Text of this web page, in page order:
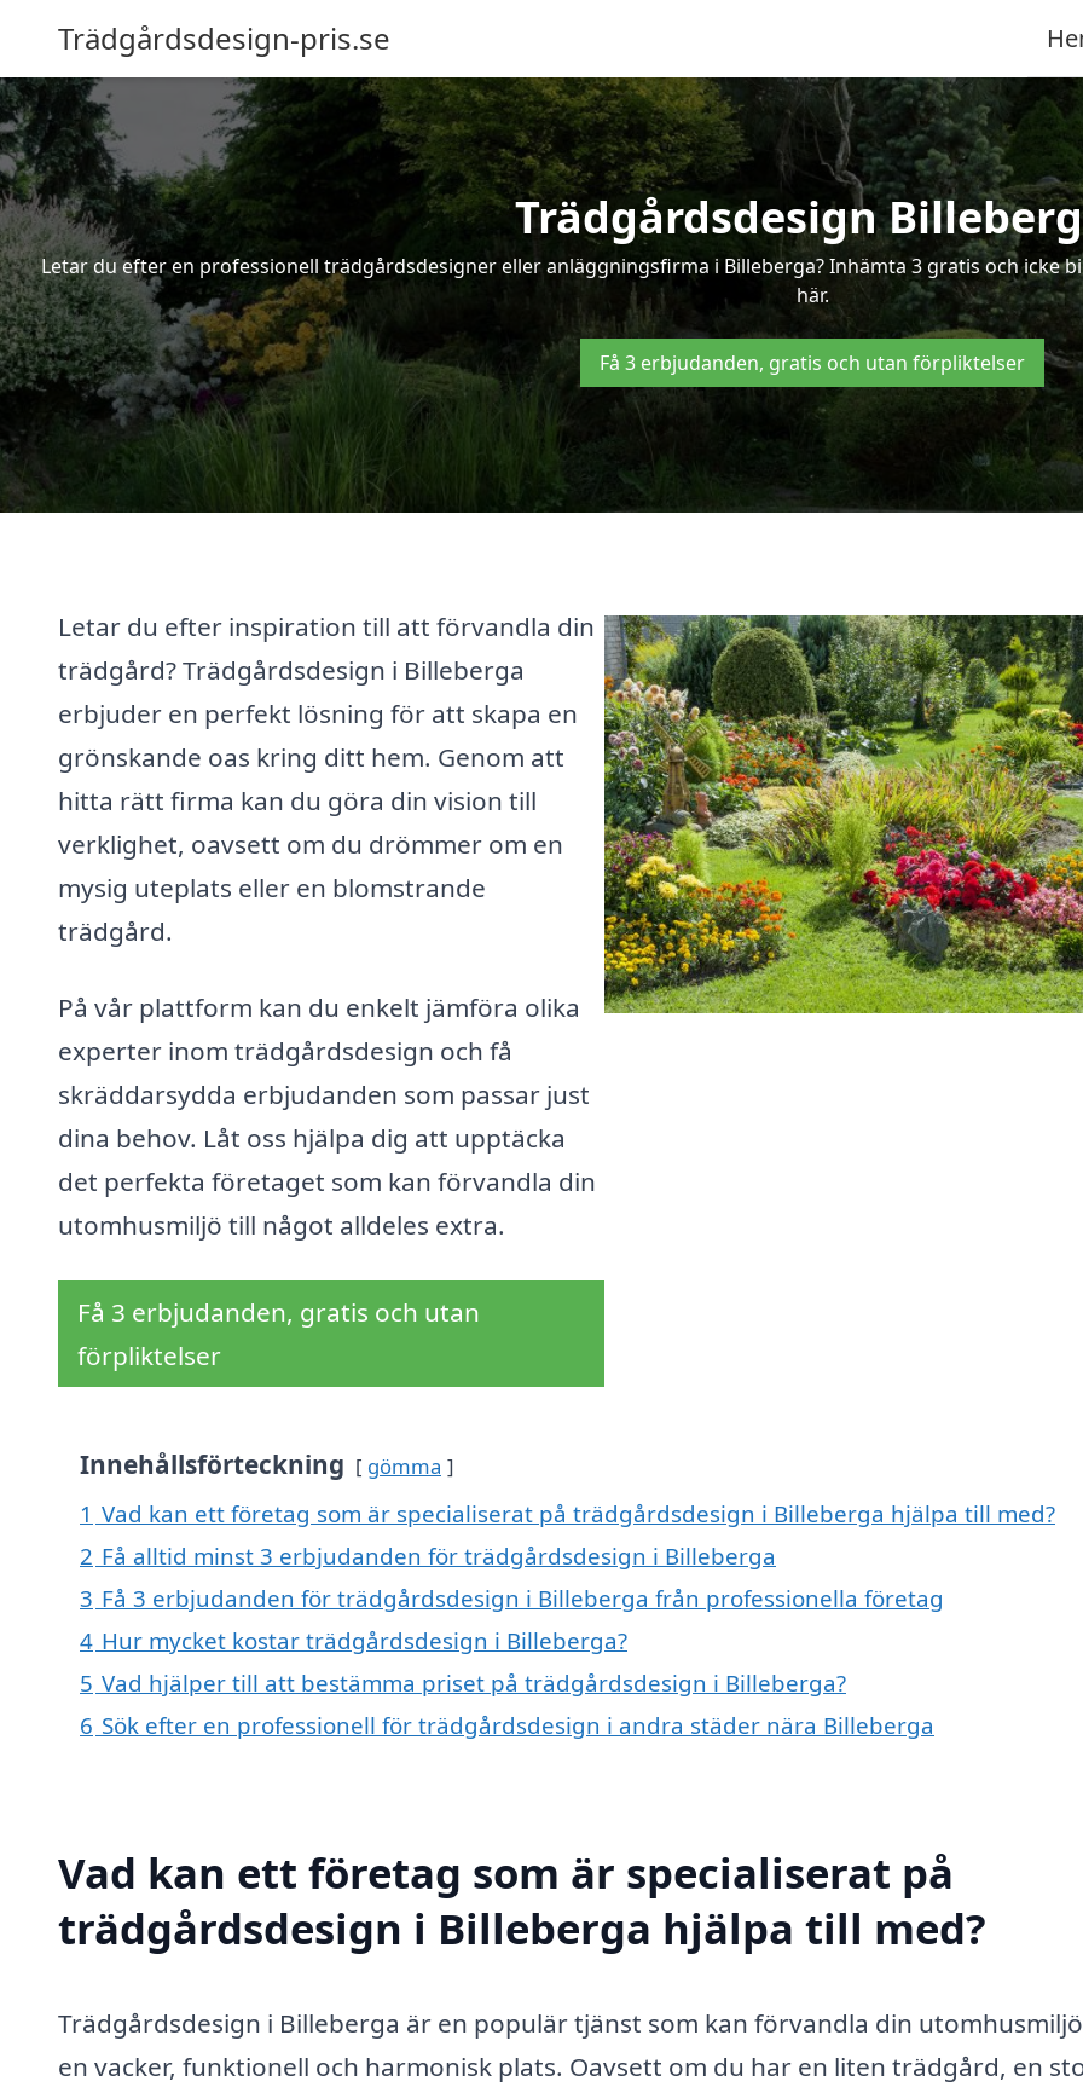
Trädgårdsdesign-pris.se
Trädgårdsdesign
Letar du efter en professionell trädgårdsdesigner eller anläggningsfirma i Billeberga? Inhämta 3 gratis och icke
här.
Få 3 erbjudanden, gratis och utan förpliktelser
Letar du efter inspiration till att förvandla din
trädgård? Trädgårdsdesign i Billeberga
erbjuder en perfekt lösning för att skapa en
grönskande oas kring ditt hem. Genom att
hitta rätt firma kan du göra din vision till
verklighet, oavsett om du drömmer om en
mysig uteplats eller en blomstrande
trädgård.
På vår plattform kan du enkelt jämföra olika
experter inom trädgårdsdesign och få
skräddarsydda erbjudanden som passar just
dina behov. Låt oss hjälpa dig att upptäcka
det perfekta företaget som kan förvandla din
utomhusmiljö till något alldeles extra.
Få 3 erbjudanden, gratis och utan
förpliktelser
Innehållsförteckning gömma
1 Vad kan ett företag som är specialiserat på trädgårdsdesign i Billeberga hjälpa till med?
2 Få alltid minst 3 erbjudanden för trädgårdsdesign i Billeberga
3 Få 3 erbjudanden för trädgårdsdesign i Billeberga från professionella företag
4 Hur mycket kostar trädgårdsdesign i Billeberga?
5 Vad hjälper till att bestämma priset på trädgårdsdesign i Billeberga?
6 Sök efter en professionell för trädgårdsdesign i andra städer nära Billeberga
Vad kan ett företag som är specialiserat på
trädgårdsdesign i Billeberga hjälpa till med?
Trädgårdsdesign i Billeberga är en populär tjänst som kan förvandla din
en vacker, funktionell och harmonisk plats. Oavsett om du har en liten trädgård, en